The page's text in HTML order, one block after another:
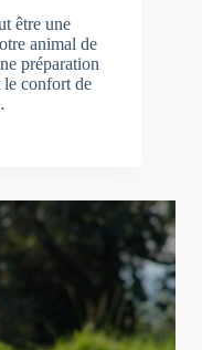
être une
animal de
préparation
le confort de